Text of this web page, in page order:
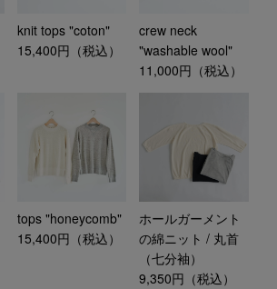
knit tops "coton"
15,400円（税込）
crew neck
"washable wool"
11,000円（税込）
tops "honeycomb"
15,400円（税込）
ホールガーメント
の綿ニット / 丸首
（七分袖）
9,350円（税込）